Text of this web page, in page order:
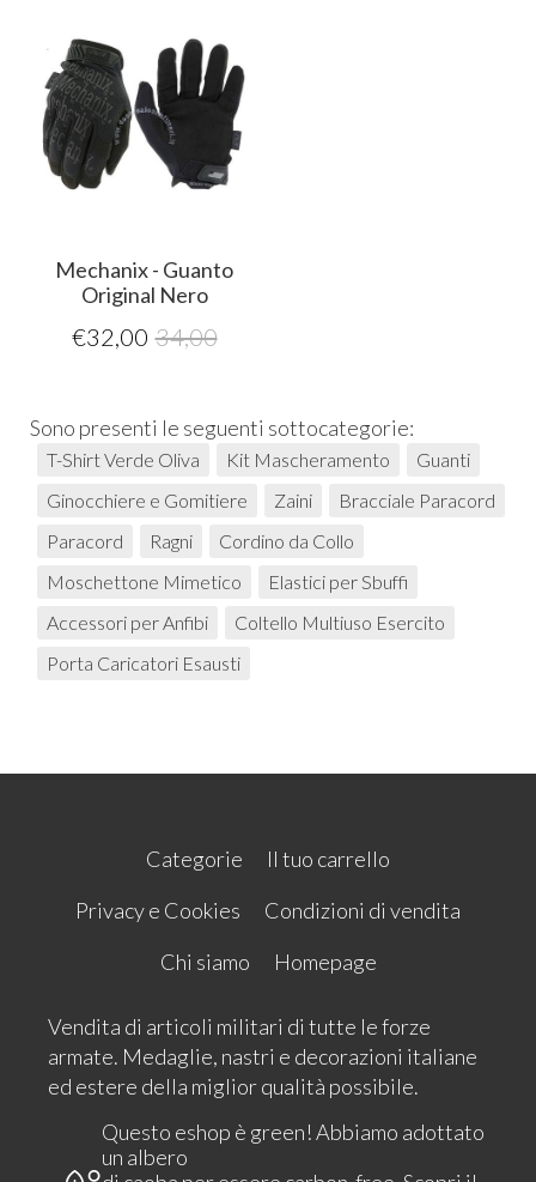
Mechanix - Guanto
Original Nero
€32,00 34,00
Sono presenti le seguenti sottocategorie:
T-Shirt Verde Oliva Kit Mascheramento
Guanti
Ginocchiere e Gomitiere
Zaini
Bracciale Paracord
Paracord
Ragni
Cordino da Collo
Moschettone Mimetico
Elastici per Sbuffi
Accessori per Anfibi
Coltello Multiuso Esercito
Porta Caricatori Esausti
Categorie
Il tuo carrello
Privacy e Cookies
Condizioni di vendita
Chi siamo
Homepage
Vendita di articoli militari di tutte le forze
armate. Medaglie, nastri e decorazioni italiane
ed estere della miglior qualità possibile.
Questo eshop è green! Abbiamo adottato
un albero